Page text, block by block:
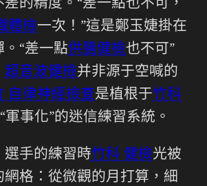
的精度。“差一點也不可，
體檢一次！”這是鄭玉婕掛在
“差一點供膳健檢也不可”
超音波健檢并非源于空喊的
自律神經檢查是植根于竹科
軍事化”的迷信練習系統。
選手的練習時竹科 健檢光被
格：從微觀的月打算，細